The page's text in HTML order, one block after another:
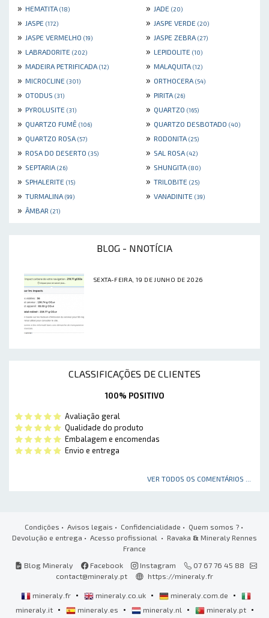
» HEMATITA (18) » JADE (20)
» JASPE (172) » JASPE VERDE (20)
» JASPE VERMELHO (19) » JASPE ZEBRA (27)
» LABRADORITE (202) » LEPIDOLITE (10)
» MADEIRA PETRIFICADA (12) » MALAQUITA (12)
» MICROCLINE (301) » ORTHOCERA (54)
» OTODUS (31) » PIRITA (26)
» PYROLUSITE (31) » QUARTZO (165)
» QUARTZO FUMÊ (106) » QUARTZO DESBOTADO (40)
» QUARTZO ROSA (57) » RODONITA (25)
» ROSA DO DESERTO (35) » SAL ROSA (42)
» SEPTARIA (26) » SHUNGITA (80)
» SPHALERITE (15) » TRILOBITE (25)
» TURMALINA (99) » VANADINITE (39)
» ÂMBAR (21)
BLOG - NNOTÍCIA
SEXTA-FEIRA, 19 DE JUNHO DE 2026
CLASSIFICAÇÕES DE CLIENTES
100% POSITIVO
Avaliação geral
Qualidade do produto
Embalagem e encomendas
Envio e entrega
VER TODOS OS COMENTÁRIOS ...
Condições • Avisos legais • Confidencialidade • Quem somos ?•
Devolução e entrega • Acesso profissional • Ravaka & Mineraly Rennes
France
Blog Mineraly
Facebook Instagram
07 67 76 45 88
contact@mineraly.pt
https://mineraly.fr
mineraly.fr • mineraly.co.uk • mineraly.com.de •
mineraly.it • mineraly.es • mineraly.nl • mineraly.pt •